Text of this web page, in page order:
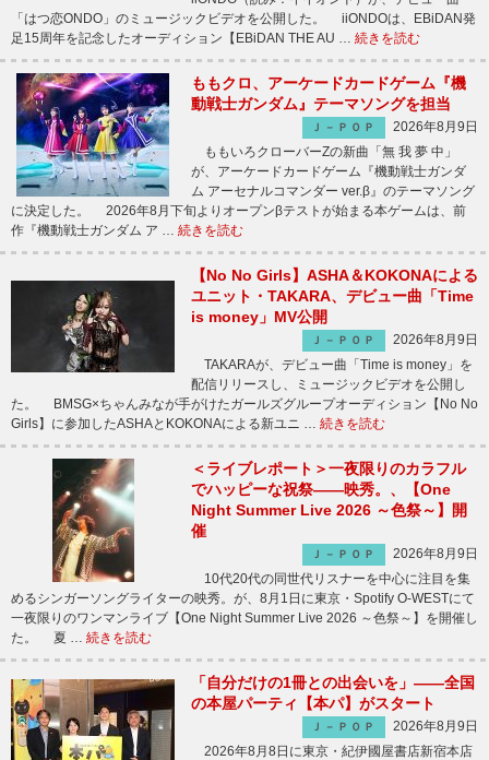
「はつ恋ONDO」のミュージックビデオを公開した。 iiONDOは、EBiDAN発
足15周年を記念したオーディション【EBiDAN THE AU … 続きを読む
ももクロ、アーケードカードゲーム『機
動戦士ガンダム』テーマソングを担当
Ｊ－ＰＯＰ
2026年8月9日
ももいろクローバーZの新曲「無 我 夢 中」
が、アーケードカードゲーム『機動戦士ガンダ
ム アーセナルコマンダー ver.β』のテーマソング
に決定した。 2026年8月下旬よりオープンβテストが始まる本ゲームは、前
作『機動戦士ガンダム ア … 続きを読む
【No No Girls】ASHA＆KOKONAによる
ユニット・TAKARA、デビュー曲「Time
is money」MV公開
Ｊ－ＰＯＰ
2026年8月9日
TAKARAが、デビュー曲「Time is money」を
配信リリースし、ミュージックビデオを公開し
た。 BMSG×ちゃんみなが手がけたガールズグループオーディション【No No
Girls】に参加したASHAとKOKONAによる新ユニ … 続きを読む
＜ライブレポート＞一夜限りのカラフル
でハッピーな祝祭――映秀。、【One
Night Summer Live 2026 ～色祭～】開
催
Ｊ－ＰＯＰ
2026年8月9日
10代20代の同世代リスナーを中心に注目を集
めるシンガーソングライターの映秀。が、8月1日に東京・Spotify O-WESTにて
一夜限りのワンマンライブ【One Night Summer Live 2026 ～色祭～】を開催し
た。 夏 … 続きを読む
「自分だけの1冊との出会いを」――全国
の本屋パーティ【本パ】がスタート
Ｊ－ＰＯＰ
2026年8月9日
2026年8月8日に東京・紀伊國屋書店新宿本店